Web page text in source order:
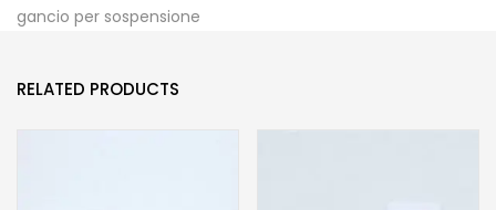
gancio per sospensione
RELATED PRODUCTS